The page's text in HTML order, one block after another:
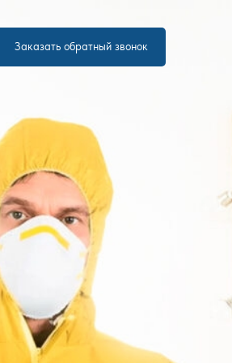
Заказать обратный звонок